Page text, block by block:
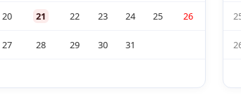
20 21 22 23 24 25 26
27 28 29 30 31